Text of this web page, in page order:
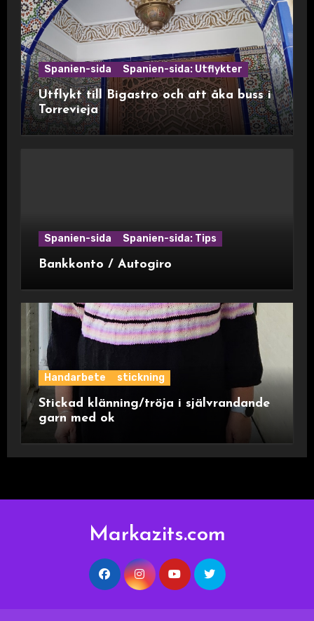
Spanien-sida Spanien-sida: Utflykter
Utflykt till Bigastro och att åka buss i
Torrevieja
Spanien-sida Spanien-sida: Tips
Bankkonto / Autogiro
Handarbete stickning
Stickad klänning/tröja i självrandande
garn med ok
Markazits.com